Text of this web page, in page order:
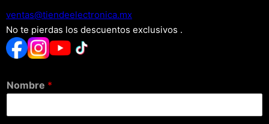
xm.acinortceleedneit@satnev
No te pierdas los descuentos exclusivos .
Nombre *